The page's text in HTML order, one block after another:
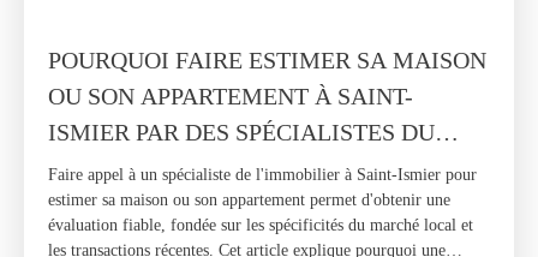
POURQUOI FAIRE ESTIMER SA MAISON
OU SON APPARTEMENT À SAINT-
ISMIER PAR DES SPÉCIALISTES DU
SECTEUR ?
Faire appel à un spécialiste de l'immobilier à Saint-Ismier pour
estimer sa maison ou son appartement permet d'obtenir une
évaluation fiable, fondée sur les spécificités du marché local et
les transactions récentes. Cet article explique pourquoi une